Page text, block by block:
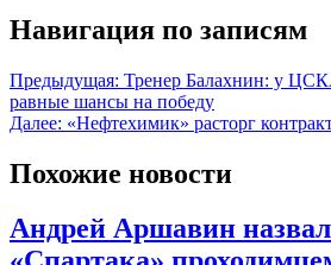
Навигация по записям
Предыдущая: Тренер Балахнин: у
равные шансы на победу
Далее: «Нефтехимик» расторг
Похожие новости
Андрей Аршавин назвал